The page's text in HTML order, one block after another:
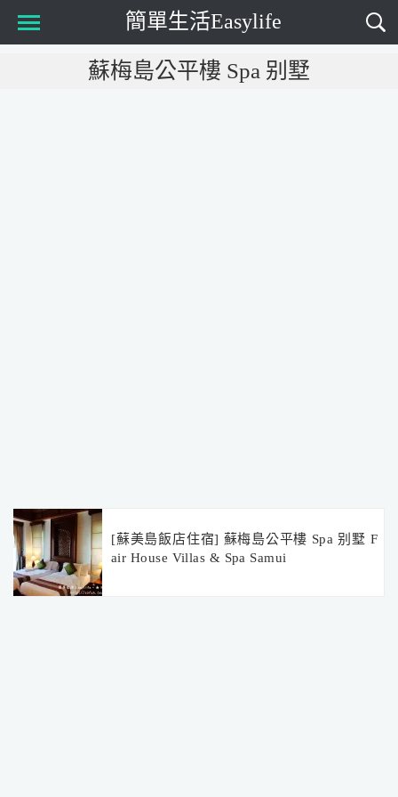
簡單生活Easylife
Main Menu蘇梅島公平樓 Spa 别墅
[蘇美島飯店住宿] 蘇梅島公平樓 Spa 别墅 F
air House Villas & Spa Samui